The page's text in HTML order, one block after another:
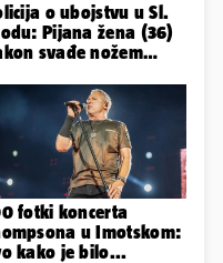
o ubojstvu u Sl.
Pijana žena (36)
svađe nožem
fotki koncerta
u Imotskom:
kako je bilo...